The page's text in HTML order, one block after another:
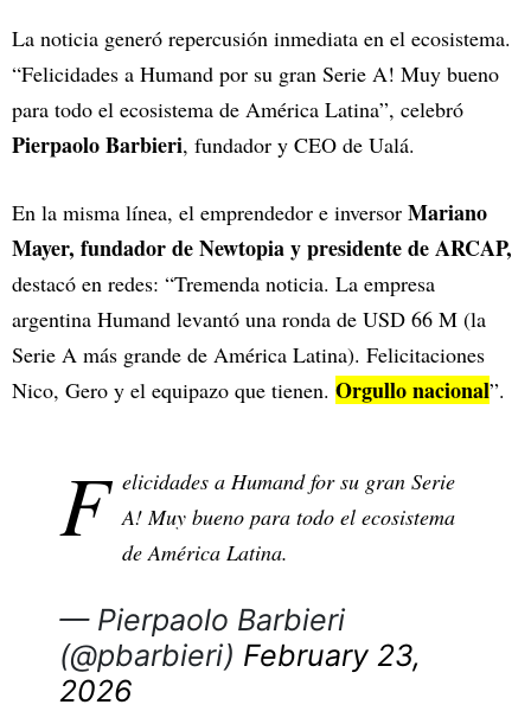
La noticia generó repercusión inmediata en el ecosistema.
“Felicidades a Humand por su gran Serie A! Muy bueno
para todo el ecosistema de América Latina”, celebró
Pierpaolo Barbieri, fundador y CEO de Ualá.
En la misma línea, el emprendedor e inversor Mariano
Mayer, fundador de Newtopia y presidente de ARCAP,
destacó en redes: “Tremenda noticia. La empresa
argentina Humand levantó una ronda de USD 66 M (la
Serie A más grande de América Latina). Felicitaciones
Nico, Gero y el equipazo que tienen. Orgullo nacional”.
F elicidades a Humand for su gran Serie
A! Muy bueno para todo el ecosistema
de América Latina.
— Pierpaolo Barbieri
(@pbarbieri) February 23,
2026